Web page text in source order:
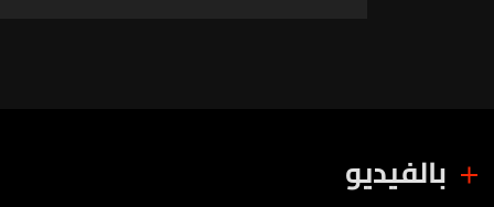
بالفيديو